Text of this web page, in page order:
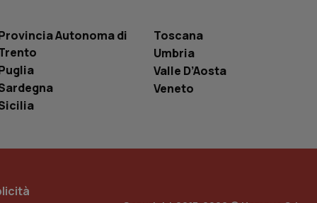
Autonoma di
Toscana
Umbria
Valle D’Aosta
Veneto
del sito web sta
di
traccia
incorporati
del sito web sta
di